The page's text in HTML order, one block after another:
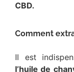
CBD.
Comment
Il est
l’huile de